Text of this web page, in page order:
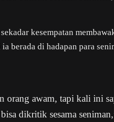
kesempatan
berada di hadapan para
orang awam, tapi kali ini
dikritik sesama